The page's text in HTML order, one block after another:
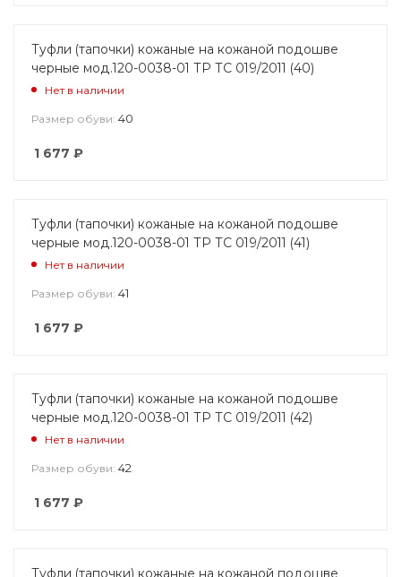
Туфли (тапочки) кожаные на кожаной подошве
черные мод.120-0038-01 ТР ТС 019/2011 (40)
Нет в наличии
Размер обуви: 40
1 677 ₽
Туфли (тапочки) кожаные на кожаной подошве
черные мод.120-0038-01 ТР ТС 019/2011 (41)
Нет в наличии
Размер обуви: 41
1 677 ₽
Туфли (тапочки) кожаные на кожаной подошве
черные мод.120-0038-01 ТР ТС 019/2011 (42)
Нет в наличии
Размер обуви: 42
1 677 ₽
Туфли (тапочки) кожаные на кожаной подошве